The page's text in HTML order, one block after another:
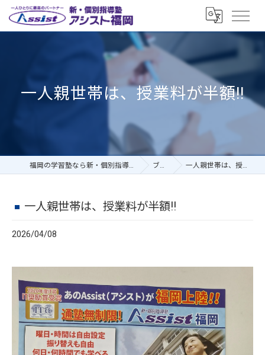
一人親世帯は、授業料が半額!!
福岡の学習塾なら新・個別指導塾アシスト福岡 ブログ 一人親世帯は、授業料が半額!!
一人親世帯は、授業料が半額!!
2026/04/08